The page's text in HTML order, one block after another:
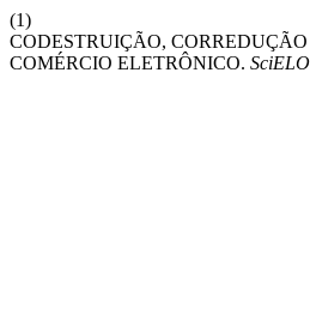
(1)
CODESTRUIÇÃO,
COMÉRCIO ELETRÔNICO.